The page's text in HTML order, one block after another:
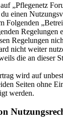
„Pflegenetz
einen
Folgenden
Regelungen
Regelungen
nicht weiter
die an dieser
wird auf
Seiten ohne
werden.